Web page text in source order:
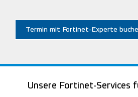
Termin mit Fortinet-Experte
Unsere Fortinet-Services